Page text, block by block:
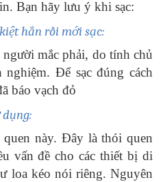
Bạn hãy lưu ý khi sạc:
hẳn rồi mới sạc:
mắc phải, do tính chủ
Để sạc đúng cách
báo vạch đỏ
dụng:
này. Đây là thói quen
vấn đề cho các thiết bị di
loa kéo nói riêng. Nguyên